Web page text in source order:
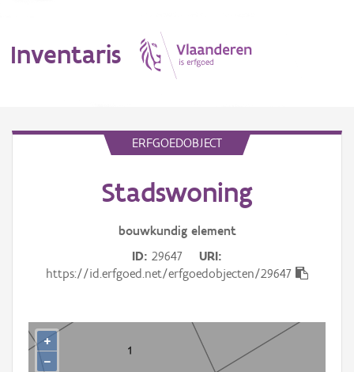
Inventaris
Gebeurtenis
Persoon of collectief
ERFGOEDOBJECT
Stadswoning
bouwkundig element
ID 29647
URI
https://id.erfgoed.net/erfgoedobjecten/29647
+
−